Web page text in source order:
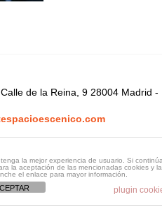
de la Reina, 9 28004 Madrid -
la mejor experiencia de usuario. Si
la aceptación de las mencionadas cookies y la
el enlace para mayor información.
plugin